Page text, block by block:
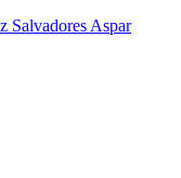
Salvadores Aspar